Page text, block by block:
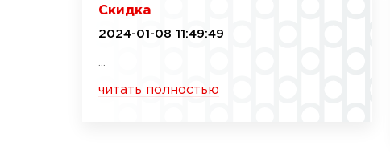
Скидка
2024-01-08 11:49:49
читать полностью